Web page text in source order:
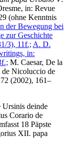
in: Revue
(ohne Kenntnis
der Bewegung bei
zur Geschichte
3), 11f.; A. D.
in:
M. Caesar, De la
de Nicoluccio de
(2002), 161–
Ursinis deinde
Corario de
18 Päpste
XII. papa